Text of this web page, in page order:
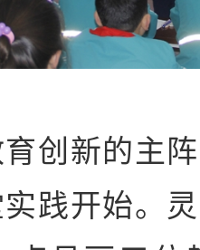
新的主阵
践开始。